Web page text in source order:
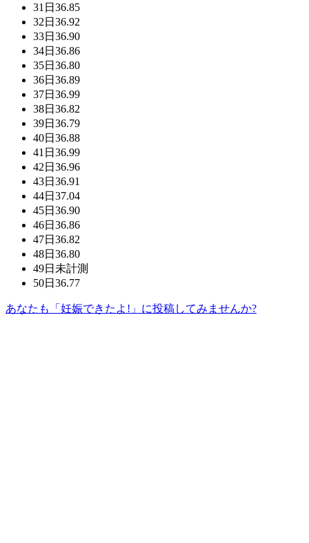
31日 36.85
32日 36.92
33日 36.90
34日 36.86
35日 36.80
36日 36.89
37日 36.99
38日 36.82
39日 36.79
40日 36.88
41日 36.99
42日 36.96
43日 36.91
44日 37.04
45日 36.90
46日 36.86
47日 36.82
48日 36.80
49日 未計測
50日 36.77
あなたも「妊娠できたよ!」に投稿してみませんか?